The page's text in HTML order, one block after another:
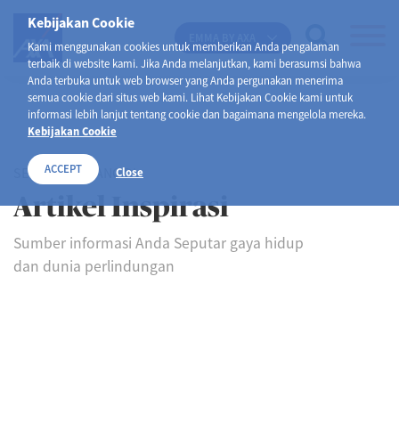
Kebijakan Cookie
Kami menggunakan cookies untuk memberikan Anda pengalaman
terbaik di website kami. Jika Anda melanjutkan, kami berasumsi bahwa
Anda terbuka untuk web browser yang Anda pergunakan menerima
semua cookie dari situs web kami. Lihat Kebijakan Cookie kami untuk
informasi lebih lanjut tentang cookie dan bagaimana mengelola mereka.
Kebijakan Cookie
ACCEPT Close
SELAMAT DATANG DI
Artikel Inspirasi
Sumber informasi Anda Seputar gaya hidup
dan dunia perlindungan